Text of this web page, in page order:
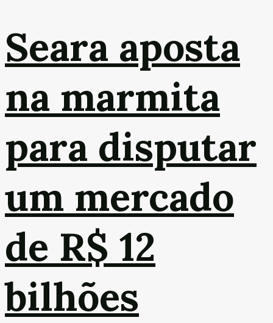
Seara aposta
na marmita
para disputar
um mercado
de R$ 12
bilhões